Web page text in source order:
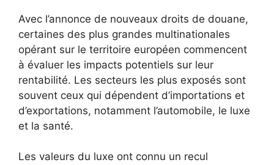
Avec l’annonce de nouveaux droits de douane,
certaines des plus grandes multinationales
opérant sur le territoire européen commencent
à évaluer les impacts potentiels sur leur
rentabilité. Les secteurs les plus exposés sont
souvent ceux qui dépendent d’importations et
d’exportations, notamment l’automobile, le luxe
et la santé.
Les valeurs du luxe ont connu un recul